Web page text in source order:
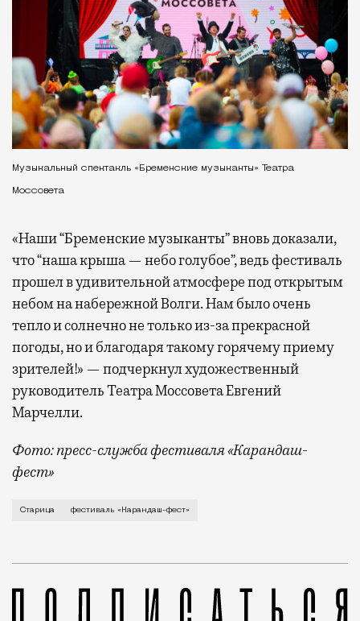
Музыкальный спектакль «Бременские музыканты» Театра
Моссовета
«Наши “Бременские музыканты” вновь доказали,
что “наша крыша — небо голубое”, ведь фестиваль
прошел в удивительной атмосфере под открытым
небом на набережной Волги. Нам было очень
тепло и солнечно не только из-за прекрасной
погоды, но и благодаря такому горячему приему
зрителей!» — подчеркнул художественный
руководитель Театра Моссовета Евгений
Марчелли.
Фото: пресс-служба фестиваля «Карандаш-
фест»
В минувший уикенд маленькая Старица в
Старица фестиваль «Карандаш-фест»